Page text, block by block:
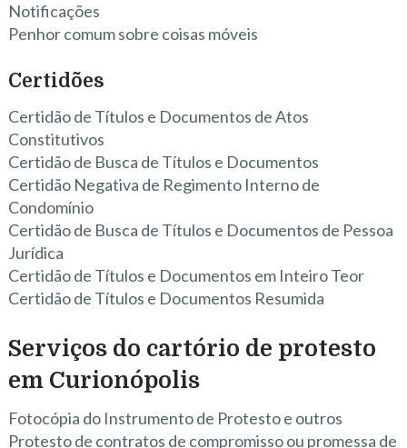
Notificações
Penhor comum sobre coisas móveis
Certidões
Certidão de Títulos e Documentos de Atos
Constitutivos
Certidão de Busca de Títulos e Documentos
Certidão Negativa de Regimento Interno de
Condomínio
Certidão de Busca de Títulos e Documentos de Pessoa
Jurídica
Certidão de Títulos e Documentos em Inteiro Teor
Certidão de Títulos e Documentos Resumida
Serviços do cartório de protesto
em Curionópolis
Fotocópia do Instrumento de Protesto e outros
Protesto de contratos de compromisso ou promessa de